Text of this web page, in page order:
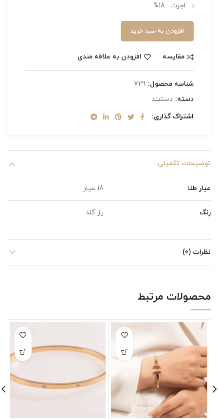
اجرت : 18%
افزودن به سبد خرید
مقایسه افزودن به علاقه مندی
شناسه محصول: 729
دسته: دستبند
اشتراک گذاری
توضیحات تکمیلی
عیار طلا 18 عیار
رنگ رز گلد
نظرات (0)
محصولات مرتبط